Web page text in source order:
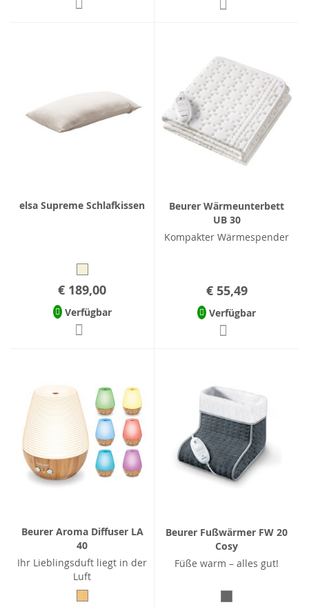
elsa Supreme Schlafkissen
€ 189,00
Verfügbar
Beurer Wärmeunterbett
UB 30
Kompakter Wärmespender
€ 55,49
Verfügbar
Beurer Aroma Diffuser LA
40
Ihr Lieblingsduft liegt in der
Luft
Beurer Fußwärmer FW 20
Cosy
Füße warm – alles gut!